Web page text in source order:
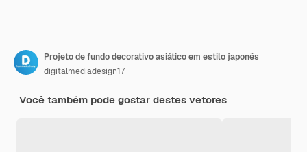
Projeto de fundo decorativo asiático em estilo japonês
digitalmediadesign17
Você também pode gostar destes vetores